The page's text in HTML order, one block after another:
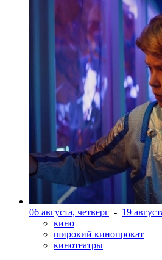
06 августа, четверг - 19
кино
широкий кинопрокат
кинотеатры